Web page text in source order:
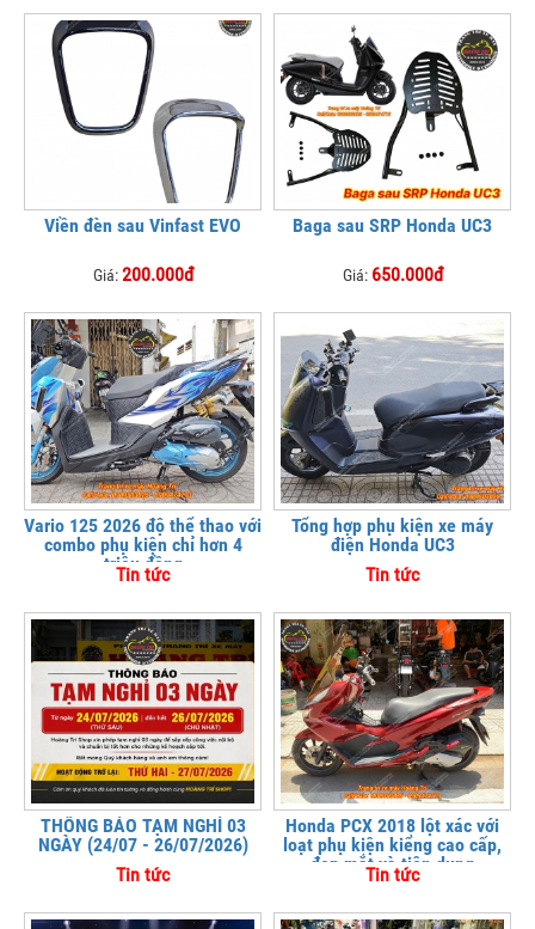
Viền đèn sau Vinfast EVO
Giá:200.000đ
Baga sau SRP Honda UC3
Giá: 650.000đ
Vario 125 2026 độ thể thao với
combo phụ kiện chỉ hơn 4
triệu đồng
Tin tức
Tổng hợp phụ kiện xe máy
điện Honda UC3
Tin tức
THÔNG BÁO TẠM NGHỈ 03
NGÀY (24/07 - 26/07/2026)
Tin tức
Honda PCX 2018 lột xác với
loạt phụ kiện kiểng cao cấp,
đẹp mắt và tiện dụng
Tin tức